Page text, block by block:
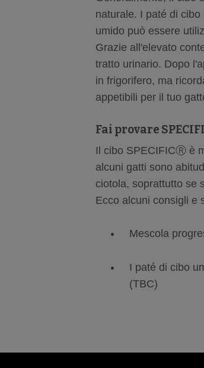
naturale. I paté di
umido può essere
Grazie all'elevato
tratto urinario. Dopo
in frigorifero, ma
appetibili per il tuo
Fai provare
Il cibo SPECIFICⓇ è
alcuni gatti sono
ciotola, soprattutto se
Ecco alcuni consigli e
Mescola
I paté di cibo
(TBC)